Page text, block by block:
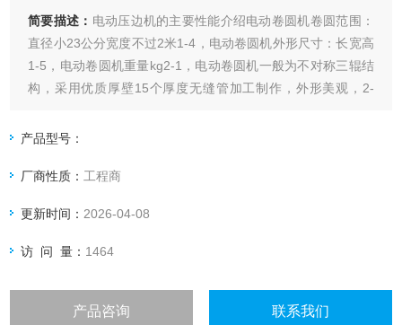
简要描述： 电动压边机的主要性能介绍电动卷圆机卷圆范围：
直径小23公分宽度不过2米1-4，电动卷圆机外形尺寸：长宽高
1-5，电动卷圆机重量kg2-1，电动卷圆机一般为不对称三辊结
构，采用优质厚壁15个厚度无缝管加工制作，外形美观，2-
产品型号：
厂商性质： 工程商
更新时间： 2026-04-08
访 问 量： 1464
产品咨询 联系我们